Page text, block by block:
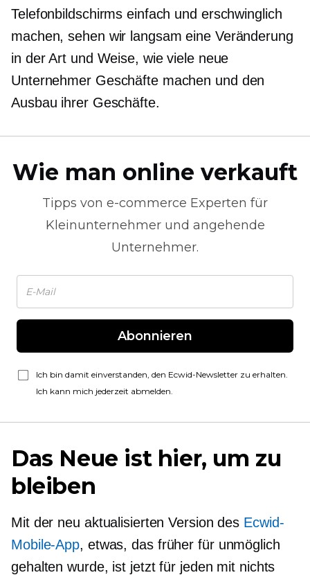
Telefonbildschirms einfach und erschwinglich
machen, sehen wir langsam eine Veränderung
in der Art und Weise, wie viele neue
Unternehmer Geschäfte machen und den
Ausbau ihrer Geschäfte.
Wie man online verkauft
Tipps von e-commerce Experten für
Kleinunternehmer und angehende
Unternehmer.
Abonnieren
Ich bin damit einverstanden, den Ecwid-Newsletter zu erhalten.
Ich kann mich jederzeit abmelden.
Das Neue ist hier, um zu
bleiben
Mit der neu aktualisierten Version des Ecwid-
Mobile-App, etwas, das früher für unmöglich
gehalten wurde, ist jetzt für jeden mit nichts